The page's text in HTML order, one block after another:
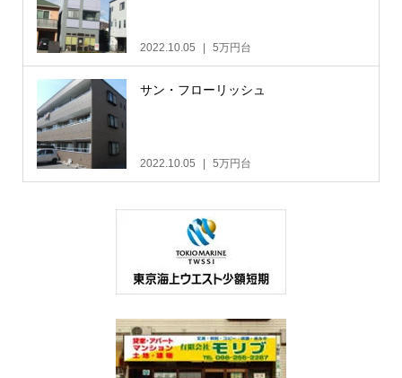
2022.10.05 5万円台
サン・フローリッシュ
2022.10.05 5万円台